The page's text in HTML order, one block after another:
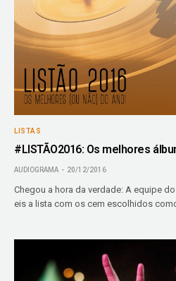
LISTAS
#LISTÃO2016: Os melhores
AUDIOGRAMA 20/12/2016
Chegou a hora da verdade: A equipe
eis a lista com os cem escolhidos